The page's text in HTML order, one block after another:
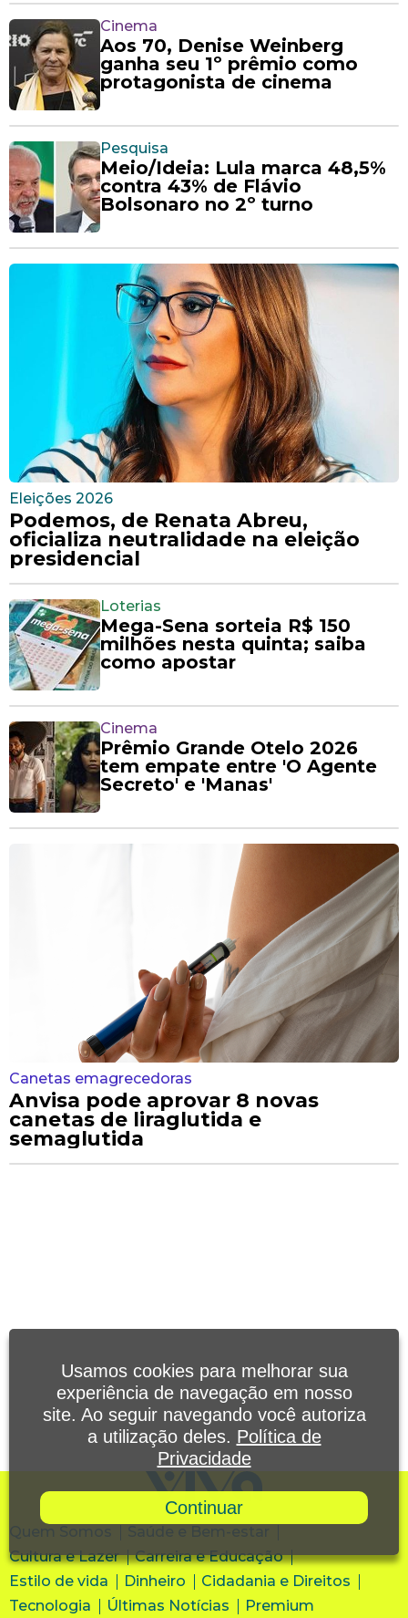
Cinema
Aos 70, Denise Weinberg
ganha seu 1º prêmio como
protagonista de cinema
Pesquisa
Meio/Ideia: Lula marca 48,5%
contra 43% de Flávio
Bolsonaro no 2º turno
Eleições 2026
Podemos, de Renata Abreu,
oficializa neutralidade na eleição
presidencial
Loterias
Mega-Sena sorteia R$ 150
milhões nesta quinta; saiba
como apostar
Cinema
Prêmio Grande Otelo 2026
tem empate entre 'O Agente
Secreto' e 'Manas'
Canetas emagrecedoras
Anvisa pode aprovar 8 novas
canetas de liraglutida e
semaglutida
Quem Somos
Saúde e Bem-estar
Cultura e Lazer
Carreira e Educação
Estilo de vida
Dinheiro
Cidadania e Direitos
Tecnologia
Últimas Notícias Premium
Usamos cookies para melhorar sua
experiência de navegação em nosso
site. Ao seguir navegando você autoriza
a utilização deles. Política de
Privacidade
Continuar